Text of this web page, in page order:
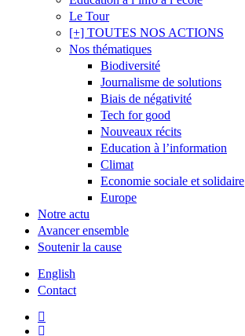
Le Tour
[+] TOUTES NOS ACTIONS
Nos thématiques
Biodiversité
Journalisme de solutions
Biais de négativité
Tech for good
Nouveaux récits
Education à l’information
Climat
Economie sociale et solidaire
Europe
Notre actu
Avancer ensemble
Soutenir la cause
English
Contact
twitter
facebook